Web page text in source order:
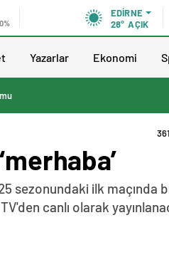
EDIRNE
28° AÇIK
Yazarlar Ekonomi
sezonundaki ilk maçında
canlı olarak